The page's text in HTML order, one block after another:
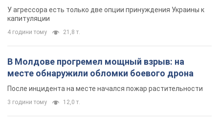
У агрессора есть только две опции принуждения Украины к
капитуляции
4 години тому 21,8 т.
В Молдове прогремел мощный взрыв: на
месте обнаружили обломки боевого дрона
После инцидента на месте начался пожар растительности
3 години тому 12,0 т.